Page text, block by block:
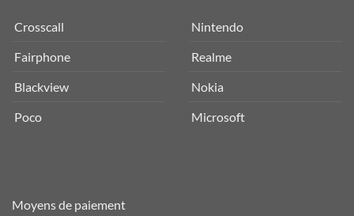
Crosscall
Fairphone
Blackview
Poco
Nintendo
Realme
Nokia
Microsoft
Moyens de paiement